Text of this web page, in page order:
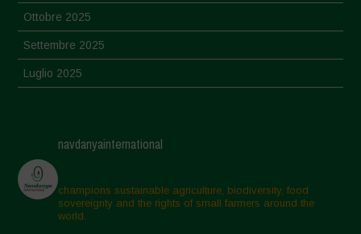
Ottobre 2025
Settembre 2025
Luglio 2025
Aprile 2025
Marzo 2025
Febbraio 2025
navdanyainternational
champions sustainable agriculture, biodiversity, food
sovereignty and the rights of small farmers around the
world.